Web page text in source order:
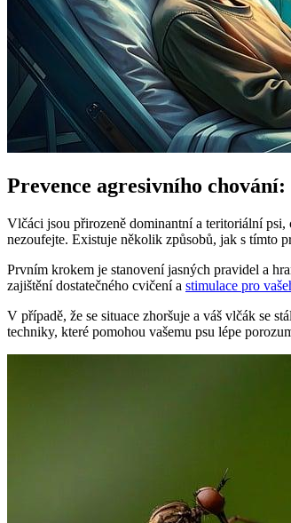
Prevence agresivního
Vlčáci jsou přirozeně dominantní a teritoriální psi,
nezoufejte. Existuje několik způsobů, jak s tímto
Prvním krokem je stanovení jasných pravidel a
zajištění dostatečného cvičení a stimulace pro
V případě, že se situace zhoršuje a váš vlčák se
techniky, které pomohou vašemu psu lépe